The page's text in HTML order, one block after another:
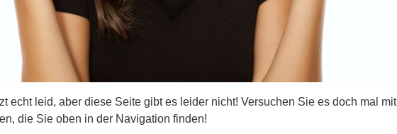
echt leid, aber diese Seite gibt es leider nicht! Versuchen Sie es doch mal mit
die Sie oben in der Navigation finden!